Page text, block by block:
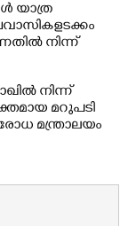
യാത്ര
നിന്ന്
നിന്ന്
മറുപടി
മന്ത്രാലയം